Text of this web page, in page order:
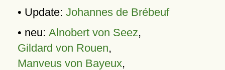
• Update: Johannes de Brébeuf
• neu: Alnobert von Seez,
Gildard von Rouen,
Manveus von Bayeux,